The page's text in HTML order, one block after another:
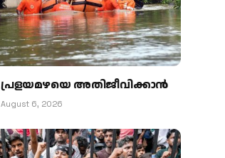
പ്രളയമഴയെ അതിജീവിക്കാന്‍
August 6, 2026